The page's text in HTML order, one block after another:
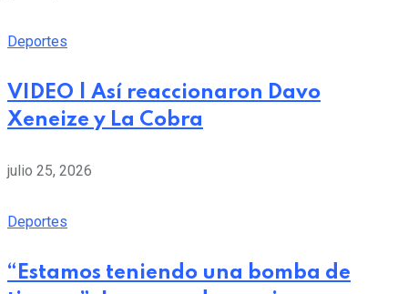
Deportes
VIDEO | Así reaccionaron Davo
Xeneize y La Cobra
julio 25, 2026
Deportes
“Estamos teniendo una bomba de